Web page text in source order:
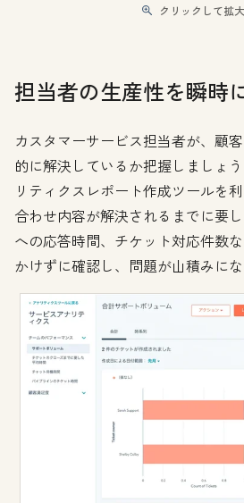
クリックして拡
担当者の生産性を瞬時
カスタマーサービス担当者が、顧
的に解決しているか把握しましょ
リティクスレポート作成ツールを
合わせ内容が解決されるまでに要
への応答時間、チケット対応件数
かけずに確認し、問題が山積みに